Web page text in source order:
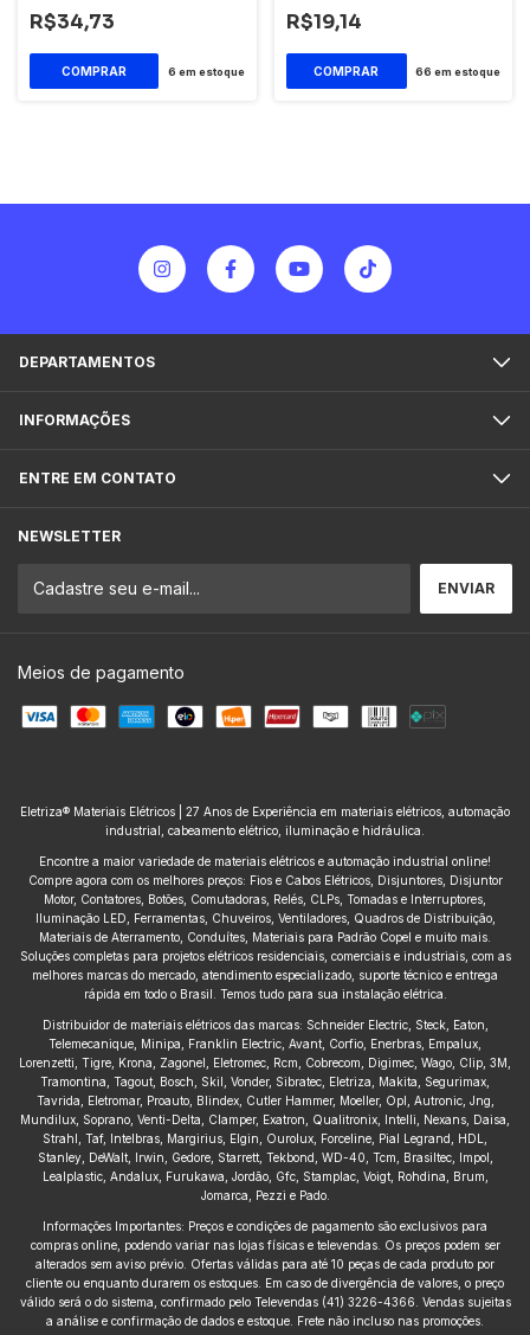
R$34,73
6 em estoque
R$19,14
66 em estoque
DEPARTAMENTOS
INFORMAÇÕES
ENTRE EM CONTATO
NEWSLETTER
Meios de pagamento
Eletriza® Materiais Elétricos | 27 Anos de Experiência em materiais elétricos, automação
industrial, cabeamento elétrico, iluminação e hidráulica.
Encontre a maior variedade de materiais elétricos e automação industrial online!
Compre agora com os melhores preços: Fios e Cabos Elétricos, Disjuntores, Disjuntor
Motor, Contatores, Botões, Comutadoras, Relés, CLPs, Tomadas e Interruptores,
Iluminação LED, Ferramentas, Chuveiros, Ventiladores, Quadros de Distribuição,
Materiais de Aterramento, Conduítes, Materiais para Padrão Copel e muito mais.
Soluções completas para projetos elétricos residenciais, comerciais e industriais, com as
melhores marcas do mercado, atendimento especializado, suporte técnico e entrega
rápida em todo o Brasil. Temos tudo para sua instalação elétrica.
Distribuidor de materiais elétricos das marcas: Schneider Electric, Steck, Eaton,
Telemecanique, Minipa, Franklin Electric, Avant, Corfio, Enerbras, Empalux,
Lorenzetti, Tigre, Krona, Zagonel, Eletromec, Rcm, Cobrecom, Digimec, Wago, Clip, 3M,
Tramontina, Tagout, Bosch, Skil, Vonder, Sibratec, Eletriza, Makita, Segurimax,
Tavrida, Eletromar, Proauto, Blindex, Cutler Hammer, Moeller, Opl, Autronic, Jng,
Mundilux, Soprano, Venti-Delta, Clamper, Exatron, Qualitronix, Intelli, Nexans, Daisa,
Strahl, Taf, Intelbras, Margirius, Elgin, Ourolux, Forceline, Pial Legrand, HDL,
Stanley, DeWalt, Irwin, Gedore, Starrett, Tekbond, WD-40, Tcm, Brasiltec, Impol,
Lealplastic, Andalux, Furukawa, Jordão, Gfc, Stamplac, Voigt, Rohdina, Brum,
Jomarca, Pezzi e Pado.
Informações Importantes: Preços e condições de pagamento são exclusivos para
compras online, podendo variar nas lojas físicas e televendas. Os preços podem ser
alterados sem aviso prévio. Ofertas válidas para até 10 peças de cada produto por
cliente ou enquanto durarem os estoques. Em caso de divergência de valores, o preço
válido será o do sistema, confirmado pelo Televendas (41) 3226-4366. Vendas sujeitas
a análise e confirmação de dados e estoque. Frete não incluso nas promoções.